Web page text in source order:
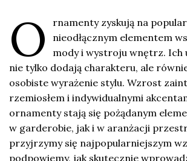
O
rnamenty zyskują na
nieodłącznym elementem
mody i wystroju wnętrz. Ich
nie tylko dodają charakteru, ale
osobiste wyrażenie stylu. Wzrost
rzemiosłem i indywidualnymi
ornamenty stają się pożądanym
w garderobie, jak i w aranżacji
przyjrzymy się najpopularniejszym
podpowiemy, jak skutecznie